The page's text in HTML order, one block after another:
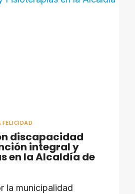
FELICIDAD
discapacidad
integral y
en la Alcaldía de
la municipalidad